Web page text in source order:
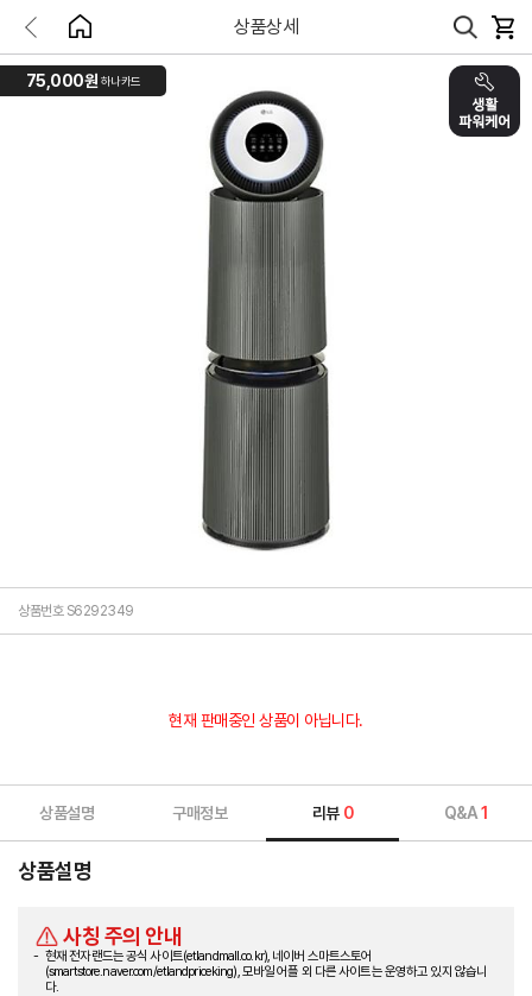
상품상세
75,000원 하나카드
상품번호 S6292349
현재 판매중인 상품이 아닙니다.
상품설명 구매정보 리뷰 0 Q&A1
상품설명
사칭 주의 안내
현재 전자랜드는 공식 사이트(etlandmall.co.kr), 네이버 스마트스토어
(smartstore.naver.com/etlandpriceking), 모바일 어플 외 다른 사이트는 운영하고 있지 않습니
다.